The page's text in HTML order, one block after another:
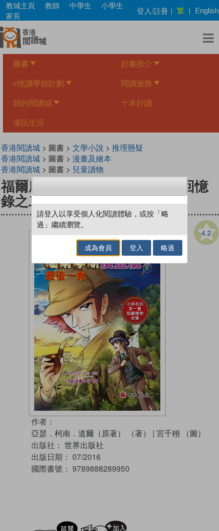
Skip
main
content
教城主頁 教師 中學生
小學生
家長
登入/註冊 | 繁 | English
圖書 好書推介
e悅讀學校計劃 閱讀服務
我的閱讀城 十本好讀
漫話生活
香港閱讀城> 圖書 > 文學小說 > 推理懸疑
香港閱讀城> 圖書 > 漫畫及繪本
香港閱讀城> 圖書 > 兒童讀物
福爾摩斯漫畫版 6 最後一案（回憶
錄之二）
4.2
作者：
亞瑟．柯南．道爾（原著） （著）
| 宮千栩 （圖）
出版社： 世界出版社
出版日期： 07/2016
國際書號： 9789888289950
試閲
請登入以享受個人化閱讀體驗，或按「略
過」繼續瀏覽。
成為會員 登入 略過